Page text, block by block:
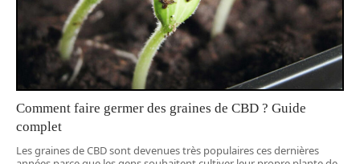
Comment faire germer des graines de CBD ? Guide
complet
Les graines de CBD sont devenues très populaires ces dernières